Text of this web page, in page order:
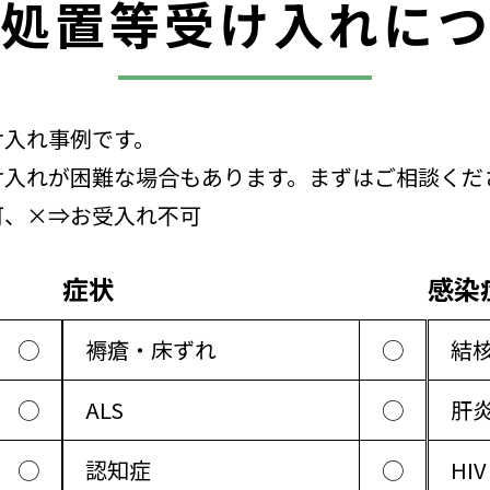
置等受け入れに
れ事例です。
れが困難な場合もあります。まずはご相談く
×⇒お受入れ不可
◯
◯
◯
症状
褥瘡・床ずれ
◯
ALS
◯
認知症
◯
感染
結
肝
HIV